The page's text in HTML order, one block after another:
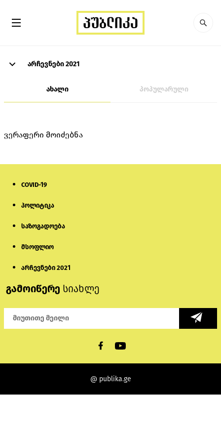
არჩევნები 2021
ახალი პოპულარული
ვერაფერი მოიძებნა
COVID-19
პოლიტიკა
საზოგადოება
მსოფლიო
არჩევნები 2021
გამოიწერე სიახლე
@ publika.ge